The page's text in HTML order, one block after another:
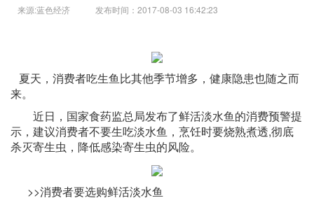
来源:蓝色经济 发布时间：2017-08-03 16:42:23
夏天，消费者吃生鱼比其他季节增多，健康隐患也随之而
来。
近日，国家食药监总局发布了鲜活淡水鱼的消费预警提
示，建议消费者不要生吃淡水鱼，烹饪时要烧熟煮透,彻底
杀灭寄生虫，降低感染寄生虫的风险。
>>消费者要选购鲜活淡水鱼